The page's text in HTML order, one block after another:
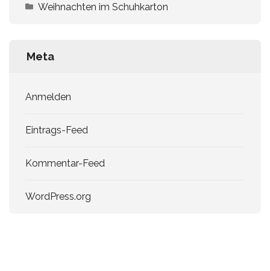
Weihnachten im Schuhkarton
Meta
Anmelden
Eintrags-Feed
Kommentar-Feed
WordPress.org